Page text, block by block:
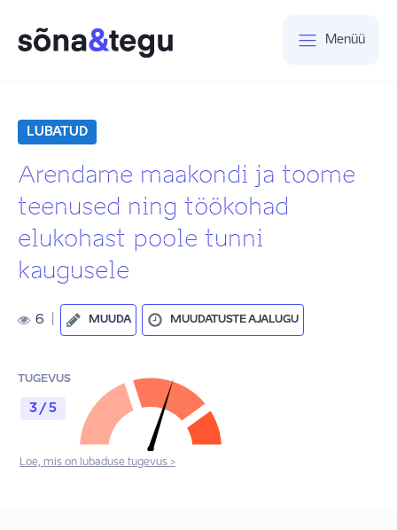
Menüü
LUBATUD
Arendame maakondi ja toome
teenused ning töökohad
elukohast poole tunni
kaugusele
6 MUUDA MUUDATUSTE AJALUGU
TUGEVUS
3 / 5
Loe, mis on lubaduse tugevus >